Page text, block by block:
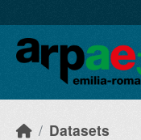
Datasets